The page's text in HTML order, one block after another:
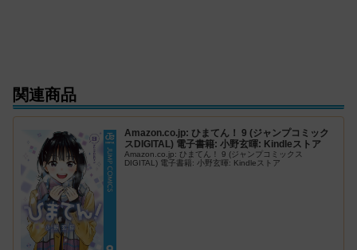
関連商品
Amazon.co.jp: ひまてん！ 9 (ジャンプコミック
スDIGITAL) 電子書籍: 小野玄暉: Kindleストア
Amazon.co.jp: ひまてん！ 9 (ジャンプコミックス
DIGITAL) 電子書籍: 小野玄暉: Kindleストア